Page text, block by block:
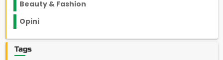
Beauty & Fashion
Opini
Tags